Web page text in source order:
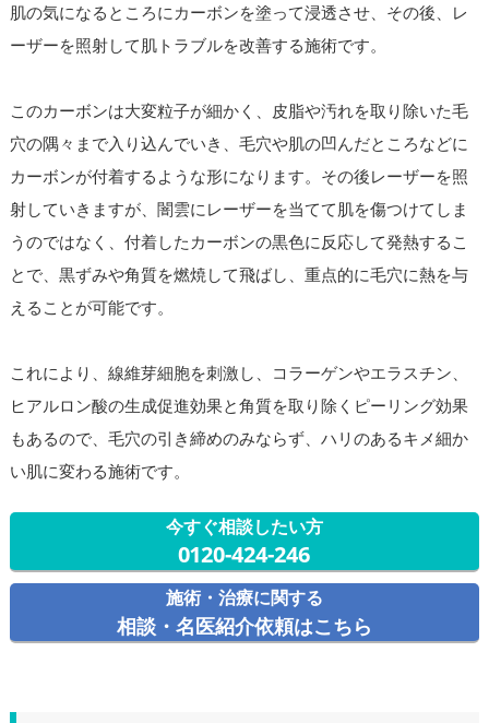
肌の気になるところにカーボンを塗って浸透させ、その後、レ
ーザーを照射して肌トラブルを改善する施術です。
このカーボンは大変粒子が細かく、皮脂や汚れを取り除いた毛
穴の隅々まで入り込んでいき、毛穴や肌の凹んだところなどに
カーボンが付着するような形になります。その後レーザーを照
射していきますが、闇雲にレーザーを当てて肌を傷つけてしま
うのではなく、付着したカーボンの黒色に反応して発熱するこ
とで、黒ずみや角質を燃焼して飛ばし、重点的に毛穴に熱を与
えることが可能です。
これにより、線維芽細胞を刺激し、コラーゲンやエラスチン、
ヒアルロン酸の生成促進効果と角質を取り除くピーリング効果
もあるので、毛穴の引き締めのみならず、ハリのあるキメ細か
い肌に変わる施術です。
今すぐ相談したい方
0120-424-246
施術・治療に関する
相談・名医紹介依頼はこちら